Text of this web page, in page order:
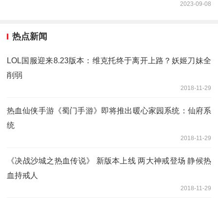
2023-09-08
热点新闻
LOL国服迎来8.23版本：维克托终于离开上路？妖姬刀妹全
削弱
2018-11-29
热血仙侠手游《蜀门手游》即将推出暖心家园系统：仙府系
统
2018-11-29
《决战沙城之热血传说》 新版本上线 两大神戒登场 静候热
血持戒人
2018-11-29